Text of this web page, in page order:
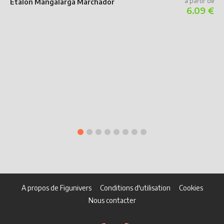
Étalon Mangalarga Marchador
6.09 €
A propos de Figunivers Conditions d'utilisation
Cookies
Nous contacter